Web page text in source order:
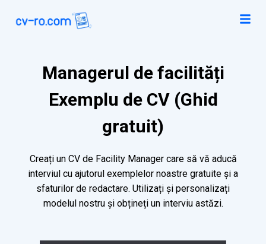
Managerul de facilități
Exemplu de CV (Ghid
gratuit)
Creați un CV de Facility Manager care să vă aducă
interviul cu ajutorul exemplelor noastre gratuite și a
sfaturilor de redactare. Utilizați și personalizați
modelul nostru și obțineți un interviu astăzi.